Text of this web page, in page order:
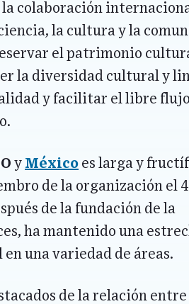
colaboración
la cultura y la
el patrimonio
la diversidad cultural y
y facilitar el libre
y México es larga y
de la organización el
de la fundación de la
ha mantenido una
una variedad de áreas.
de la relación entre